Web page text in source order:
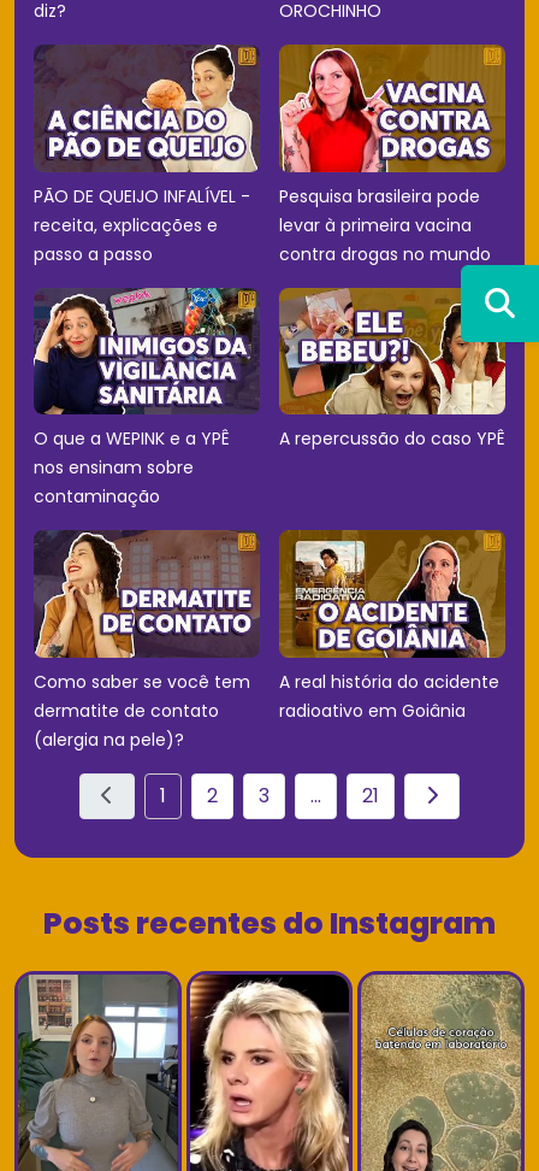
diz? OROCHINHO
PÃO DE QUEIJO INFALÍVEL -
receita, explicações e
passo a passo
Pesquisa brasileira pode
levar à primeira vacina
contra drogas no mundo
O que a WEPINK e a YPÊ
nos ensinam sobre
contaminação
A repercussão do caso YPÊ
Como saber se você tem
dermatite de contato
(alergia na pele)?
A real história do acidente
radioativo em Goiânia
1 2 3 ... 21
Posts recentes do Instagram